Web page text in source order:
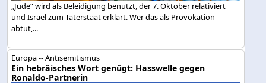
„Jude“ wird als Beleidigung benutzt, der 7. Oktober relativiert
und Israel zum Täterstaat erklärt. Wer das als Provokation
abtut,...
Europa -- Antisemitismus
Ein hebräisches Wort genügt: Hasswelle gegen
Ronaldo-Partnerin